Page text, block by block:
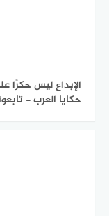
الإبداع ليس حكرًا
حكايا العرب -